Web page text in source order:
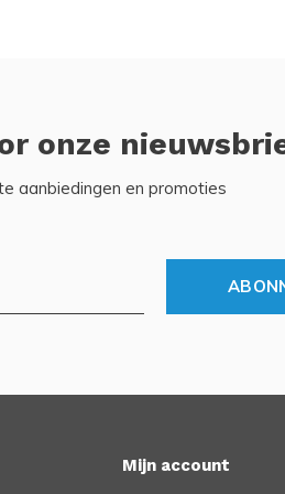
onze
aanbiedingen en promoties
Mijn account